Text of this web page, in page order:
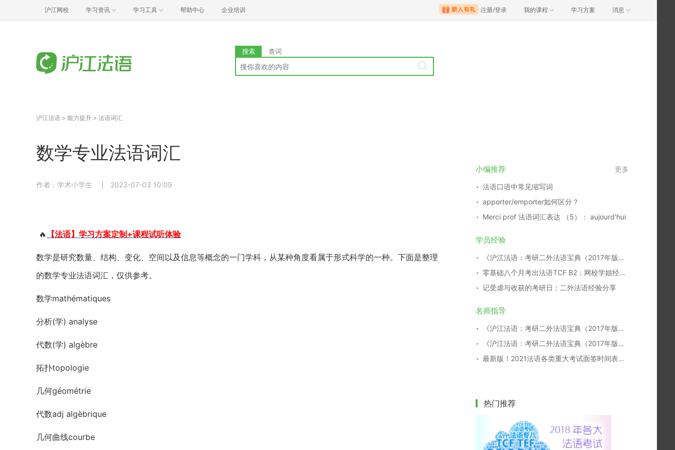
沪江网校 学习资讯 学习工具 帮助中心 企业培训 注册/登录 我的课程 学习方案 消息
搜索 查词
沪江法语 > 能力提升 > 法语词汇
数学专业法语词汇
作者：学术小学生 2023-07-03 10:09
🔥 【法语】学习方案定制+课程试听体验
数学是研究数量、结构、变化、空间以及信息等概念的一门学科，从某种角度看属于形式科学的一种。下面是整理
的数学专业法语词汇，仅供参考。
数学mathématiques
分析(学) analyse
代数(学) algèbre
拓扑topologie
几何géométrie
代数adj algèbrique
几何曲线courbe
小编推荐 更多
法语口语中常见缩写词
apporter/emporter如何区分？
Merci prof 法语词汇表达 （5）： aujourd'hui
学员经验
《沪江法语：考研二外法语宝典（2017年版）》开放下载！
零基础八个月考出法语TCF B2：网校学姐经验分享
记受虐与收获的考研日：二外法语经验分享
名师指导
《沪江法语：考研二外法语宝典（2017年版）》开放下载！
《沪江法语：考研二外法语宝典（2017年版）》开放下载！
最新版！2021法语各类重大考试面签时间表，一键收藏！
热门推荐